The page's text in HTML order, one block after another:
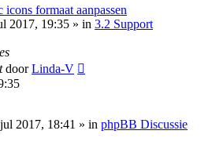
formaat aanpassen
2017, 19:35 » in 3.2 Support
doorLinda-V
2017, 18:41 » in phpBB Discussie